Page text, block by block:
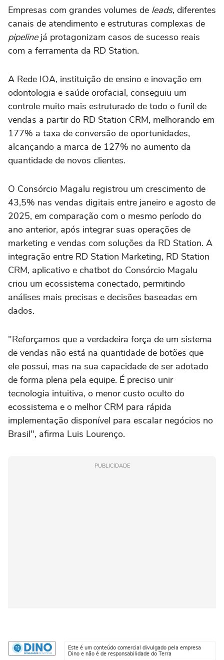
Empresas com grandes volumes de leads, diferentes
canais de atendimento e estruturas complexas de
pipelinejá protagonizam casos de sucesso reais
com a ferramenta da RD Station.
A Rede IOA, instituição de ensino e inovação em
odontologia e saúde orofacial, conseguiu um
controle muito mais estruturado de todo o funil de
vendas a partir do RD Station CRM, melhorando em
177% a taxa de conversão de oportunidades,
alcançando a marca de 127% no aumento da
quantidade de novos clientes.
O Consórcio Magalu registrou um crescimento de
43,5% nas vendas digitais entre janeiro e agosto de
2025, em comparação com o mesmo período do
ano anterior, após integrar suas operações de
marketing e vendas com soluções da RD Station. A
integração entre RD Station Marketing, RD Station
CRM, aplicativo e chatbot do Consórcio Magalu
criou um ecossistema conectado, permitindo
análises mais precisas e decisões baseadas em
dados.
"Reforçamos que a verdadeira força de um sistema
de vendas não está na quantidade de botões que
ele possui, mas na sua capacidade de ser adotado
de forma plena pela equipe. É preciso unir
tecnologia intuitiva, o menor custo oculto do
ecossistema e o melhor CRM para rápida
implementação disponível para escalar negócios no
Brasil", afirma Luis Lourenço.
PUBLICIDADE
Este é um conteúdo comercial divulgado pela empresa
Dino e não é de responsabilidade do Terra